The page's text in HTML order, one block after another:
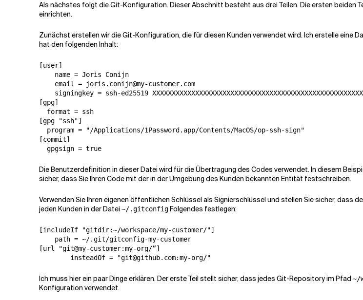
Als nächstes folgt die Git-Konfiguration. Dieser Abschnitt besteht aus drei Teilen. Die ersten beiden
einrichten.
Zunächst erstellen wir die Git-Konfiguration, die für diesen Kunden verwendet wird. Ich erstelle eine
hat den folgenden Inhalt:
[user]
    name = Joris Conijn
    email = joris.conijn@my-customer.com
signingkey = ssh-ed25519
[gpg]
  format = ssh
[gpg "ssh"]
  program = "/Applications/1Password.app/Contents/MacOS/op-ssh-sign"
[commit]
Die Benutzerdefinition in dieser Datei wird für die Übertragung des Codes verwendet. In diesem
sicher, dass Sie Ihren Code mit der in der Umgebung des Kunden bekannten Entität festschreiben.
Verwenden Sie Ihren eigenen öffentlichen Schlüssel als Signierschlüssel und stellen Sie sicher, dass
jeden Kunden in der Datei~/.gitconfigFolgendes festlegen:
[includeIf "gitdir:~/workspace/my-customer/"]
    path = ~/.git/gitconfig-my-customer
[url "git@my-customer:my-org/“]
Ich muss hier ein paar Dinge erklären. Der erste Teil stellt sicher, dass jedes Git-Repository im Pfad ~/
Konfiguration verwendet.